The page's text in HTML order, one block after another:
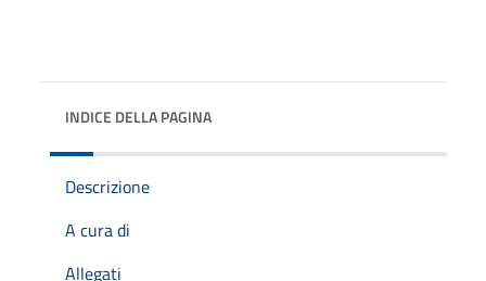
INDICE DELLA PAGINA
Descrizione
A cura di
Allegati